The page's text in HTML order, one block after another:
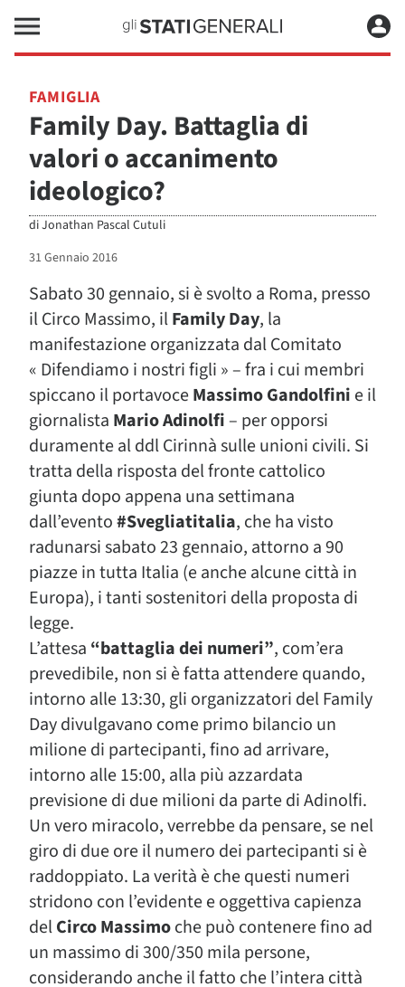
FAMIGLIA
Family Day. Battaglia di
valori o accanimento
ideologico?
diJonathan Pascal Cutuli
31 Gennaio 2016
Sabato 30 gennaio, si è svolto a Roma, presso
il Circo Massimo, ilFamily Day, la
manifestazione organizzata dal Comitato
« Difendiamo i nostri figli » – fra i cui membri
spiccano il portavoceMassimo Gandolfini e il
giornalista Mario Adinolfi – per opporsi
duramente al ddl Cirinnà sulle unioni civili. Si
tratta della risposta del fronte cattolico
giunta dopo appena una settimana
dall’evento#Svegliatitalia, che ha visto
radunarsi sabato 23 gennaio, attorno a 90
piazze in tutta Italia (e anche alcune città in
Europa), i tanti sostenitori della proposta di
legge.
L’attesa “battaglia dei numeri”, com’era
prevedibile, non si è fatta attendere quando,
intorno alle 13:30, gli organizzatori del Family
Day divulgavano come primo bilancio un
milione di partecipanti, fino ad arrivare,
intorno alle 15:00, alla più azzardata
previsione di due milioni da parte di Adinolfi.
Un vero miracolo, verrebbe da pensare, se nel
giro di due ore il numero dei partecipanti si è
raddoppiato. La verità è che questi numeri
stridono con l’evidente e oggettiva capienza
delCirco Massimoche può contenere fino ad
un massimo di 300/350 mila persone,
considerando anche il fatto che l’intera città